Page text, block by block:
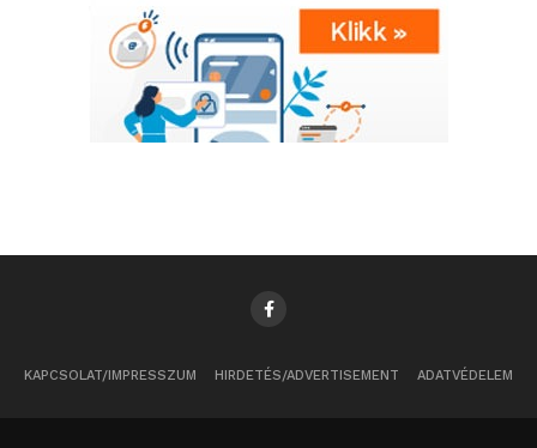
KAPCSOLAT/IMPRESSZUM HIRDETÉS/ADVERTISEMENT ADATVÉDELEM